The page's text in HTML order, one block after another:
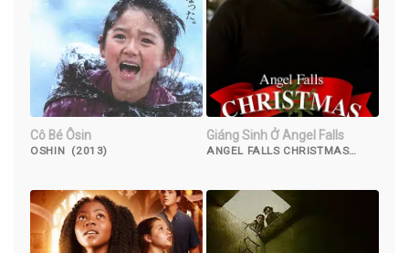
Cô Bé Ôsin
OSHIN (2013)
Giáng Sinh Ở Angel Falls
ANGEL FALLS CHRISTMAS